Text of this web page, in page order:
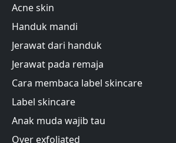
Acne skin
Handuk mandi
Jerawat dari handuk
Jerawat pada remaja
Cara membaca label skincare
Label skincare
Anak muda wajib tau
Over exfoliated